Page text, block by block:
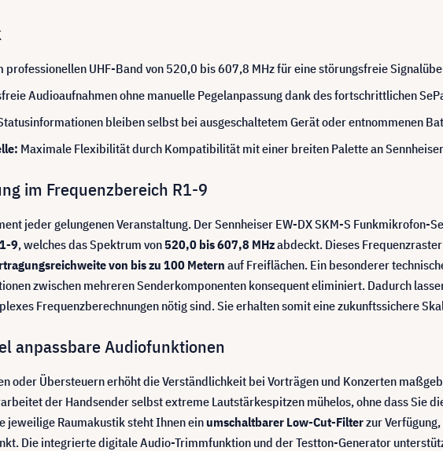
professionellen UHF-Band von 520,0 bis 607,8 MHz für eine störungsfreie
Audioaufnahmen ohne manuelle Pegelanpassung dank des fortschrittlichen
bleiben selbst bei ausgeschaltetem Gerät oder entnommenen
Maximale Flexibilität durch Kompatibilität mit einer breiten Palette an
im Frequenzbereich R1-9
jeder gelungenen Veranstaltung. Der Sennheiser EW-DX SKM-S Funkmikrofon-
9, welches das Spektrum von520,0 bis 607,8 MHzabdeckt. Dieses
von bis zu 100 Metern auf Freiflächen. Ein besonderer
zwischen mehreren Senderkomponenten konsequent eliminiert. Dadurch
Frequenzberechnungen nötig sind. Sie erhalten somit eine zukunftssichere
anpassbare Audiofunktionen
oder Übersteuern erhöht die Verständlichkeit bei Vorträgen und Konzerten
der Handsender selbst extreme Lautstärkespitzen mühelos, ohne dass Sie
jeweilige Raumakustik steht Ihnen einumschaltbarer Low-Cut-Filterzur
Die integrierte digitale Audio-Trimmfunktion und der Testton-Generator